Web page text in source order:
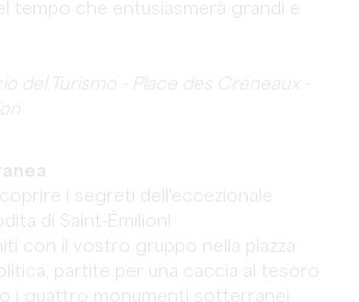
tempo che entusiasmerà grandi e
del Turismo - Place des Créneaux -
i segreti dell'eccezionale
di Saint-Émilion!
con il vostro gruppo nella piazza
partite per una caccia al tesoro
i quattro monumenti sotterranei